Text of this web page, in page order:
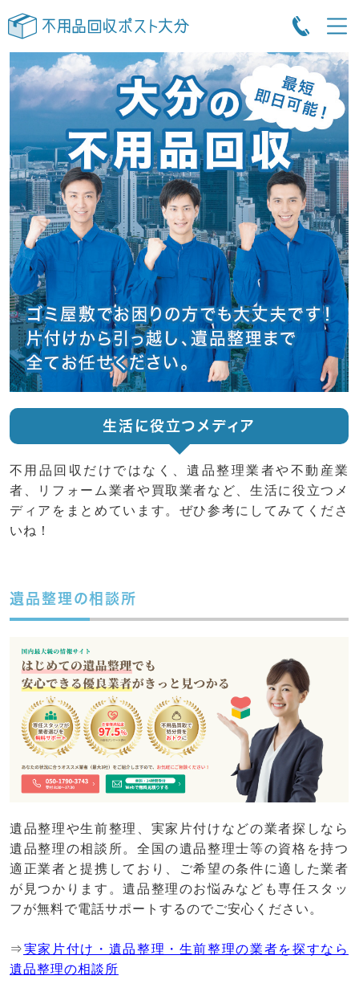
生活に役立つメディア
不用品回収だけではなく、遺品整理業者や不動産業
者、リフォーム業者や買取業者など、生活に役立つメ
ディアをまとめています。ぜひ参考にしてみてくださ
いね！
遺品整理の相談所
遺品整理や生前整理、実家片付けなどの業者探しなら
遺品整理の相談所。全国の遺品整理士等の資格を持つ
適正業者と提携しており、ご希望の条件に適した業者
が見つかります。遺品整理のお悩みなども専任スタッ
フが無料で電話サポートするのでご安心ください。
⇒実家片付け・遺品整理・生前整理の業者を探すなら
遺品整理の相談所